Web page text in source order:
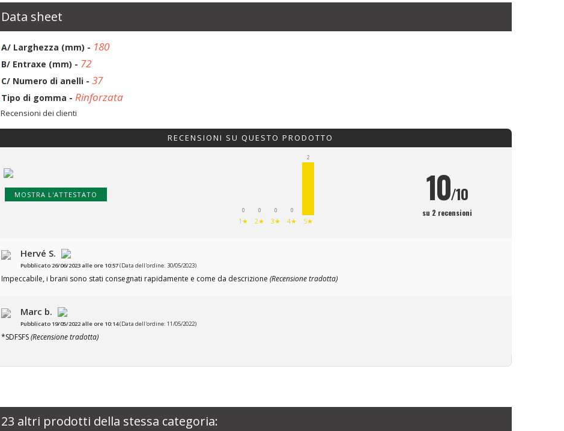
Data sheet
A/ Larghezza (mm) - 180
B/ Entraxe (mm) - 72
C/ Numero di anelli - 37
Tipo di gomma - Rinforzata
Recensioni dei clienti
RECENSIONI SU QUESTO PRODOTTO
MOSTRA L'ATTESTATO
0
1★
0
2★
0
3★
0
4★
2
5★
10/10
su 2 recensioni
Hervé S.
Pubblicato 26/06/2023 alle ore 10:57(Data dell'ordine: 30/05/2023)
Impeccabile, i brani sono stati consegnati rapidamente e come da descrizione (Recensione tradotta)
Marc b.
Pubblicato 19/05/2022 alle ore 10:14(Data dell'ordine: 11/05/2022)
*SDFSFS(Recensione tradotta)
23 altri prodotti della stessa categoria: